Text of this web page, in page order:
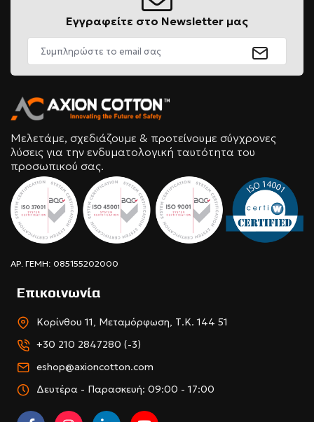
Εγγραφείτε στο Newsletter μας
Μελετάμε, σχεδιάζουμε & προτείνουμε σύγχρονες
λύσεις για την ενδυματολογική ταυτότητα του
προσωπικού σας.
ΑΡ. ΓΕΜΗ: 085155202000
Επικοινωνία
Κορίνθου 11, Μεταμόρφωση, Τ.Κ. 144 51
+30 210 2847280 (-3)
eshop@axioncotton.com
Δευτέρα - Παρασκευή: 09:00 - 17:00